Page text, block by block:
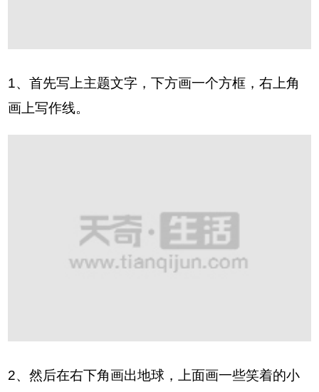
1、首先写上主题文字，下方画一个方框，右上角
画上写作线。
2、然后在右下角画出地球，上面画一些笑着的小